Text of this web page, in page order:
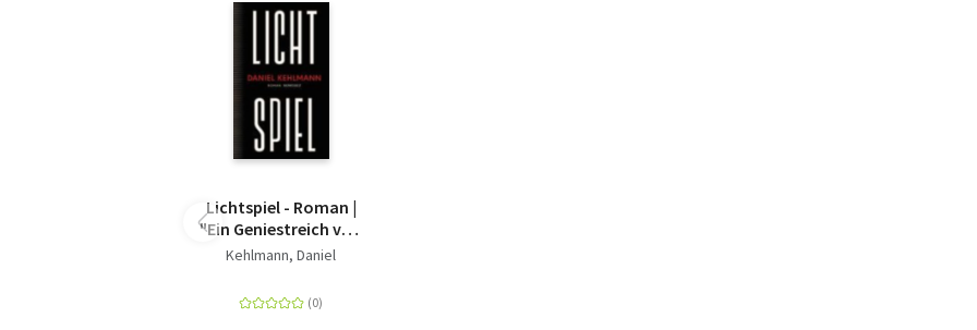
Lichtspiel - Roman |
"Ein Geniestreich von
einem Roman, ein
wird." ARD Druckfrisch
Kehlmann, Daniel